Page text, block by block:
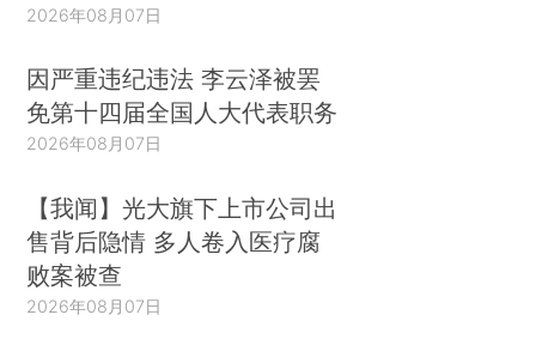
2026年08月07日
因严重违纪违法 李云泽被罢
免第十四届全国人大代表职务
2026年08月07日
【我闻】光大旗下上市公司出
售背后隐情 多人卷入医疗腐
败案被查
2026年08月07日